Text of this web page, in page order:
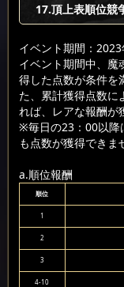
17.頂上表順位競
イベント期間：
イベント期間中、魔
得した点数が条件を
た、累計獲得点数に
れば、レアな報酬が
※毎日の23：00以降
も点数が獲得できま
a.順位報酬
順位
1
2
3
4-10